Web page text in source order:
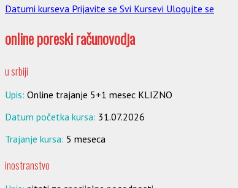
Datumi kurseva Prijavite se Svi Kursevi Ulogujte se
online poreski računovodja
u srbiji
Upis: Online trajanje 5+1 mesec KLIZNO
Datum početka kursa: 31.07.2026
Trajanje kursa: 5 meseca
inostranstvo